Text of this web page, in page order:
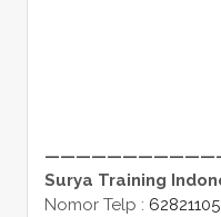
Surya Training
Nomor Telp :